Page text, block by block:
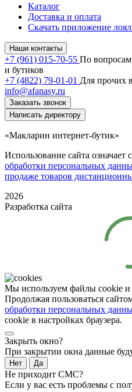
Каталог
Доставка и оплата
Скачать приложение
Наши контакты
+7 (961) 015-70-55 По вопросам
и бутиков
+7 (4822) 79-01-01 Для прочих
info@afanasy.ru
Заказать звонок
Написать директору
«Макларин интернет-бутик»
Использование сайта означает
обработки персональных
продаже товаров
2026
Разработка сайта
Мы используем файлы cookie и
Продолжая пользоваться
обработки персональных
cookie в настройках браузера.
Закрыть окно?
При закрытии окна данные
Нет Да
Не приходит СМС?
Если у вас есть проблемы с